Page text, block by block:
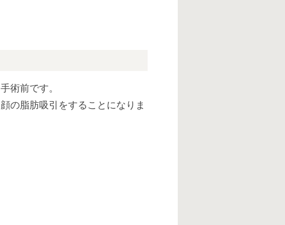
手術前です。
顔の脂肪吸引をすることになりま